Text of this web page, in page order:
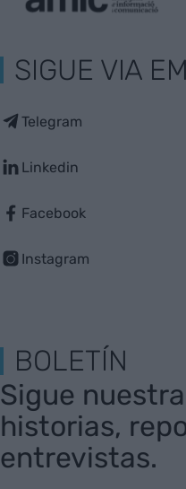
SIGUE VIA
Telegram
Linkedin
Facebook
Instagram
BOLETÍN
Sigue
historias,
entrevistas.